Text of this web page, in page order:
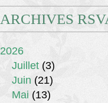
ARCHIVES
2026
Juillet (3)
Juin (21)
Mai (13)